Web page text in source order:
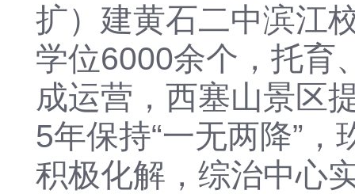
扩）建黄石二中滨江
学位6000余个 ， 托育
成运营 ， 西塞山景区
5年保持“一无两降”
积极化解， 综治中心